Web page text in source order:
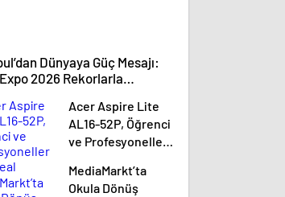
Dünyaya Güç Mesajı:
2026 Rekorlarla
Kapattı
Acer Aspire Lite
AL16-52P, Öğrenci
ve Profesyoneller
MediaMarkt’ta
Okula Dönüş